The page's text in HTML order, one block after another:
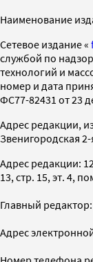
Наименование
Cетевое издание «
службой по
технологий и
номер и дата
ФС77-82431 от 23
Адрес редакции,
Звенигородская 2-
Адрес редакции:
13, стр. 15, эт. 4,
Главный
Адрес